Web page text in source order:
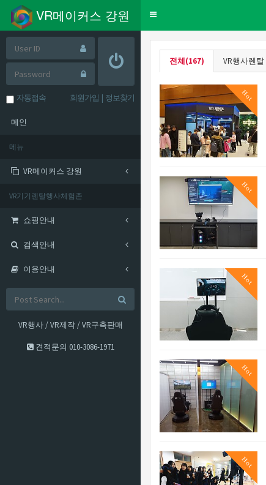
VR메이커스 강원
Toggle
자동접속 회원가입 | 정보찾기
메인
메뉴
VR메이커스 강원
VR기기렌탈행사체험존
쇼핑안내
검색안내
이용안내
VR행사 / VR제작 / VR구축판매
견적문의 010-3086-1971
전체(167) VR행사렌탈
Hot
Hot
Hot
Hot
Hot